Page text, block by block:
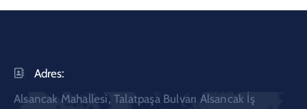
Adres:
Alsancak Mahallesi, Talatpaşa Bulvarı Alsancak İş